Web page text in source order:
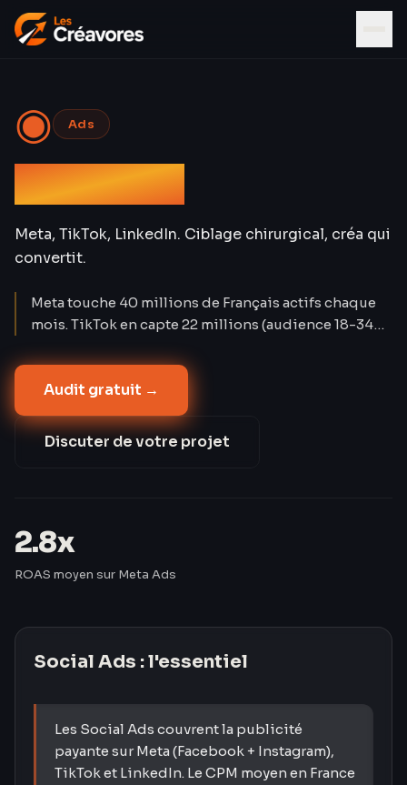
◉ Ads
Social Ads
Meta, TikTok, LinkedIn. Ciblage chirurgical, créa qui
convertit.
Meta touche 40 millions de Français actifs chaque
mois. TikTok en capte 22 millions (audience 18-34
Social Ads créent la demande là où Google Ads la
capture. Nos campagnes atteignent un CPA réduit
de 42 % après 60 jours d'optimisation.
Audit gratuit →
Discuter de votre projet
2.8x
ROAS moyen sur Meta Ads
Social Ads : l'essentiel
Les Social Ads couvrent la publicité
payante sur Meta (Facebook + Instagram),
TikTok et LinkedIn. Le CPM moyen en France